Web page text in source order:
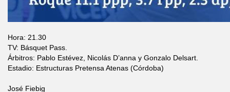
Hora: 21.30
TV: Básquet Pass.
Árbitros: Pablo Estévez, Nicolás D’anna y Gonzalo Delsart.
Estadio: Estructuras Pretensa Atenas (Córdoba)
José Fiebig